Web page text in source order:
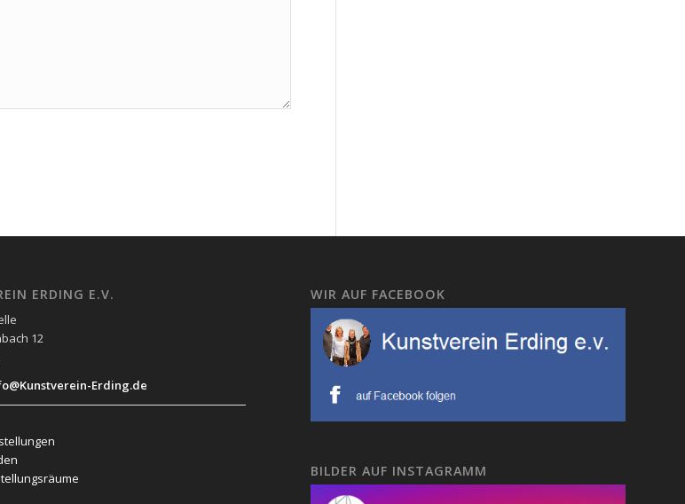
ERDING E.V.
12
Erding.de
WIR AUF FACEBOOK
BILDER AUF INSTAGRAMM